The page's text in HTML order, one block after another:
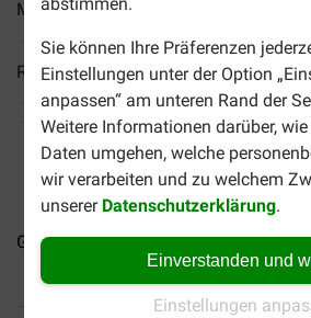
Sie können Ihre Präferenzen
Einstellungen unter der Option
anpassen“ am unteren Rand der
Weitere Informationen darüber,
Daten umgehen, welche
wir verarbeiten und zu welchem
unserer Datenschutzerklärung.
Einverstanden und
Einstellungen
Mehr Produktinfos
Reviews
Gourmet Gold Mousse... Gourmet